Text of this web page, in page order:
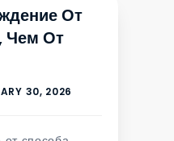
От
Чем От